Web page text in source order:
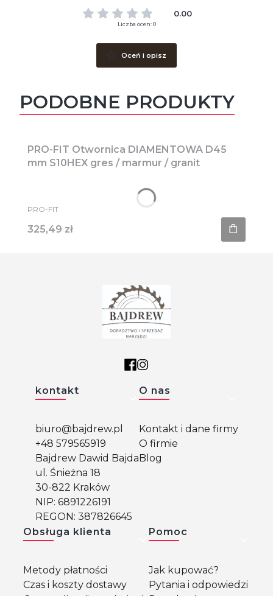
0.00
Liczba ocen: 0
Oceń i opisz
PODOBNE PRODUKTY
PRO-FIT Otwornica DIAMENTOWA D45
mm S10HEX gres / marmur / granit
PRODUCENT
PRO-FIT
Cena
325,49 zł
Linki w stopce
kontakt
biuro@bajdrew.pl
+48 579565919
Bajdrew Dawid Bajda
ul. Śnieżna 18
30-822 Kraków
NIP: 6891226191
REGON: 387826645
O nas
Kontakt i dane firmy
O firmie
Blog
Obsługa klienta
Metody płatności
Czas i koszty dostawy
Pomoc
Jak kupować?
Pytania i odpowiedzi